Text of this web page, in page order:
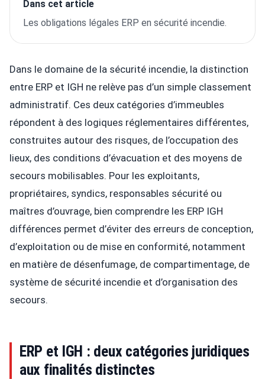
Dans cet article
Les obligations légales ERP en sécurité incendie.
Dans le domaine de la sécurité incendie, la distinction
entre ERP et IGH ne relève pas d’un simple classement
administratif. Ces deux catégories d’immeubles
répondent à des logiques réglementaires différentes,
construites autour des risques, de l’occupation des
lieux, des conditions d’évacuation et des moyens de
secours mobilisables. Pour les exploitants,
propriétaires, syndics, responsables sécurité ou
maîtres d’ouvrage, bien comprendre les ERP IGH
différences permet d’éviter des erreurs de conception,
d’exploitation ou de mise en conformité, notamment
en matière de désenfumage, de compartimentage, de
système de sécurité incendie et d’organisation des
secours.
ERP et IGH : deux catégories juridiques
aux finalités distinctes